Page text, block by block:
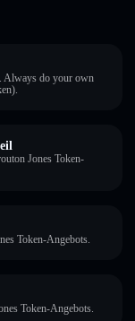
Always do your own
Jones Token-
Token-Angebots.
Token-Angebots.